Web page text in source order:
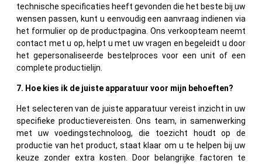
technische specificaties heeft gevonden die het beste bij uw
wensen passen, kunt u eenvoudig een aanvraag indienen via
het formulier op de productpagina. Ons verkoopteam neemt
contact met u op, helpt u met uw vragen en begeleidt u door
het gepersonaliseerde bestelproces voor een unit of een
complete productielijn.
7. Hoe kies ik de juiste apparatuur voor mijn behoeften?
Het selecteren van de juiste apparatuur vereist inzicht in uw
specifieke productievereisten. Ons team, in samenwerking
met uw voedingstechnoloog, die toezicht houdt op de
productie van het product, staat klaar om u te helpen bij uw
keuze zonder extra kosten. Door belangrijke factoren te